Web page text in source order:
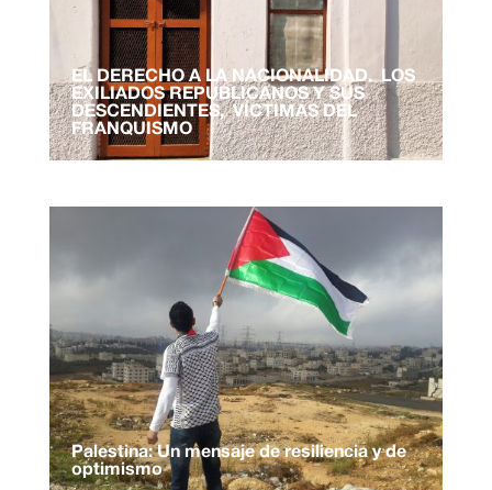
EL DERECHO A LA NACIONALIDAD. LOS
EXILIADOS REPUBLICANOS Y SUS
DESCENDIENTES, VÍCTIMAS DEL
FRANQUISMO
Palestina: Un mensaje de resiliencia y de
optimismo